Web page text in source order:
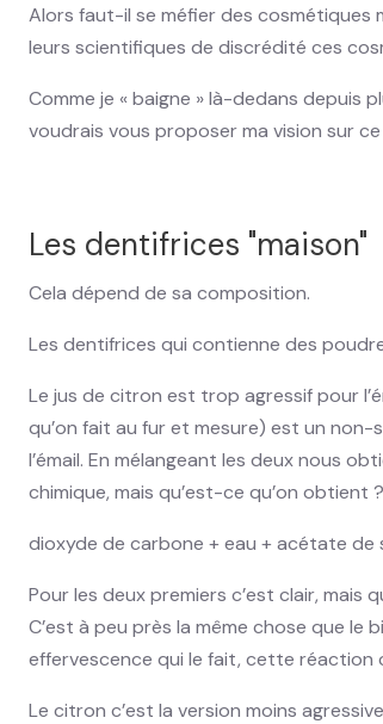
Alors faut-il se méfier des cosmétiques
leurs scientifiques de discrédité ces
Comme je « baigne » là-dedans depuis
voudrais vous proposer ma vision sur
Les dentifrices "maison"
Cela dépend de sa composition.
Les dentifrices qui contienne des
Le jus de citron est trop agressif pour
qu’on fait au fur et mesure) est un
l’émail. En mélangeant les deux nous
chimique, mais qu’est-ce qu’on obtient ?
dioxyde de carbone + eau + acétate de
Pour les deux premiers c’est clair, mais
C’est à peu près la même chose que
effervescence qui le fait, cette réaction
Le citron c’est la version moins